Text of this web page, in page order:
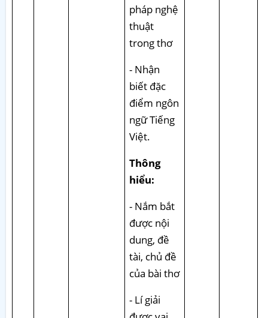
pháp nghệ
thuật
trong thơ
- Nhận
biết đặc
điểm ngôn
ngữ Tiếng
Việt.
Thông
hiểu:
- Nắm bắt
được nội
dung, đề
tài, chủ đề
của bài thơ
- Lí giải